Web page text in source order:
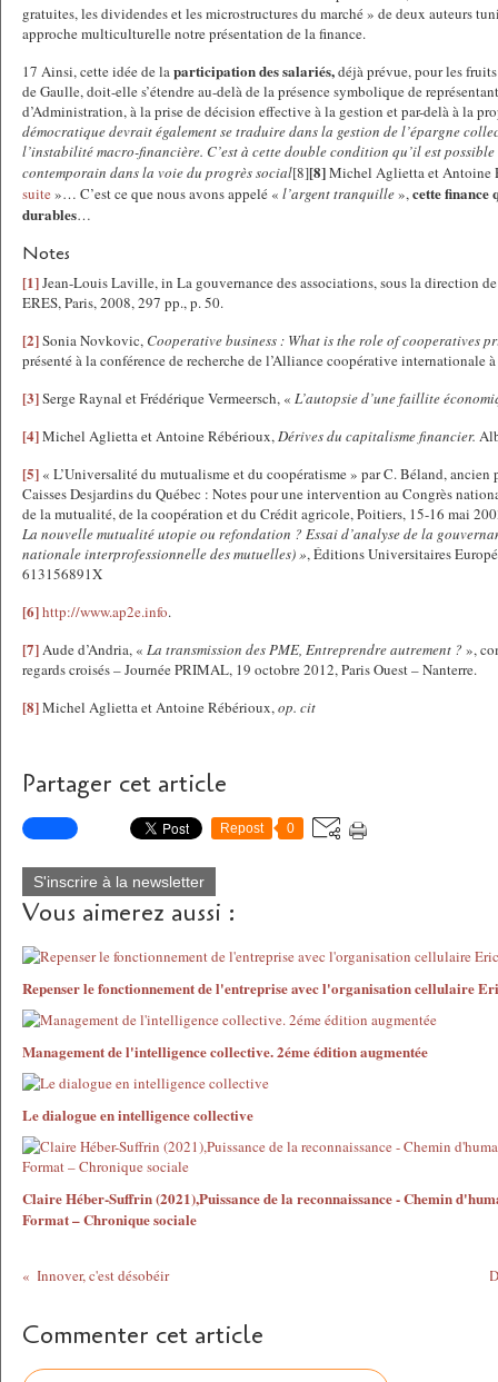
gratuites, les dividendes et les microstructures du marché » de deux auteurs
approche multiculturelle notre présentation de la finance.
17 Ainsi, cette idée de laparticipation des salariés,déjà prévue, pour les
de Gaulle, doit-elle s’étendre au-delà de la présence symbolique de
d’Administration, à la prise de décision effective à la gestion et par-delà à la
démocratique devrait également se traduire dans la gestion de l’épargne
l’instabilité macro-financière. C’est à cette double condition qu’il est
contemporain dans la voie du progrès social[8][8]Michel Aglietta et Antoine
suite»… C’est ce que nous avons appelé « l’argent tranquille»,cette finance
durables…
Notes
[1]Jean-Louis Laville, in La gouvernance des associations, sous la direction
ERES, Paris, 2008, 297 pp., p. 50.
[2]Sonia Novkovic, Cooperative business : What is the role of cooperatives
présenté à la conférence de recherche de l’Alliance coopérative internationale
[3]Serge Raynal et Frédérique Vermeersch, « L’autopsie d’une faillite
[4]Michel Aglietta et Antoine Rébérioux,Dérives du capitalisme financier.
[5] « L’Universalité du mutualisme et du coopératisme » par C. Béland, ancien
Caisses Desjardins du Québec : Notes pour une intervention au Congrès
de la mutualité, de la coopération et du Crédit agricole, Poitiers, 15-16 mai
La nouvelle mutualité utopie ou refondation ? Essai d’analyse de la
nationale interprofessionnelle des mutuelles) », Éditions Universitaires
613156891X
[6]http://www.ap2e.info.
[7]Aude d’Andria, « La transmission des PME, Entreprendre autrement ? »,
regards croisés – Journée PRIMAL, 19 octobre 2012, Paris Ouest – Nanterre.
[8]Michel Aglietta et Antoine Rébérioux,op. cit
Partager cet article
Repost 0
S'inscrire à la newsletter
Vous aimerez aussi :
Repenser le fonctionnement de l'entreprise avec l'organisation cellulaire
Management de l'intelligence collective. 2éme édition augmentée
Le dialogue en intelligence collective
Claire Héber-Suffrin (2021),Puissance de la reconnaissance - Chemin
Format – Chronique sociale
Innover, c'est désobéir
Commenter cet article